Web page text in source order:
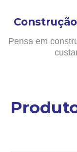
Pensa em